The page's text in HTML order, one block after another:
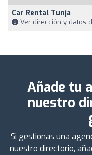
Car Rental Tunja
Ver dirección y datos
Añade tu
nuestro
Si gestionas una
nuestro directorio,